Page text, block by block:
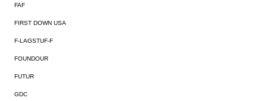
FAF
FIRST DOWN USA
F-LAGSTUF-F
FOUNDOUR
FUTUR
GDC